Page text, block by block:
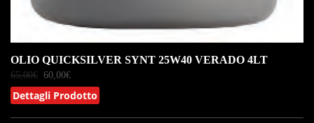
OLIO QUICKSILVER SYNT 25W40 VERADO 4LT
65,00€ 60,00€
Dettagli Prodotto